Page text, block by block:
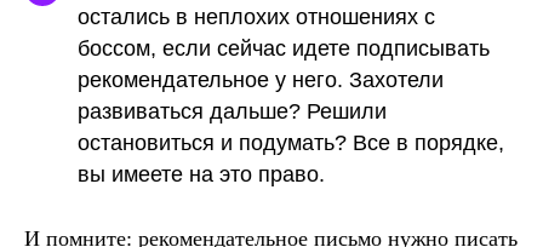
остались в неплохих отношениях с
боссом, если сейчас идете подписывать
рекомендательное у него. Захотели
развиваться дальше? Решили
остановиться и подумать? Все в порядке,
вы имеете на это право.
И помните: рекомендательное письмо нужно писать